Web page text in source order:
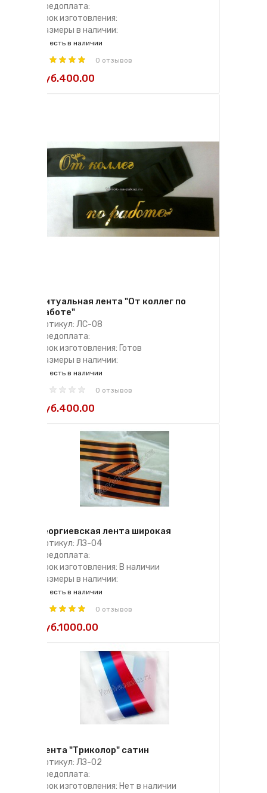
Предоплата:
Срок изготовления:
Размеры в наличии:
есть в наличии
0 отзывов
руб.400.00
Ритуальная лента "От коллег по
работе"
Артикул: ЛC-08
Предоплата:
Срок изготовления: Готов
Размеры в наличии:
есть в наличии
0 отзывов
руб.400.00
Георгиевская лента широкая
Артикул: ЛЗ-04
Предоплата:
Срок изготовления: В наличии
Размеры в наличии:
есть в наличии
0 отзывов
руб.1000.00
Лента "Триколор" сатин
Артикул: ЛЗ-02
Предоплата:
Срок изготовления: Нет в наличии